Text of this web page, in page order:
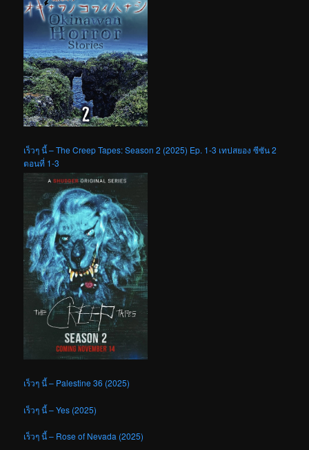
เร็วๆ นี้ – The Creep Tapes: Season 2 (2025) Ep. 1-3 เทปสยอง ซีซัน 2
ตอนที่ 1-3
เร็วๆ นี้ – Palestine 36 (2025)
เร็วๆ นี้ – Yes (2025)
เร็วๆ นี้ – Rose of Nevada (2025)
เร็วๆ นี้ – Apartment 1303 (2007)
เร็วๆ นี้ – Finding Emily (2026)
☀︎ ☽ ❁ ✾ ❀ ✿